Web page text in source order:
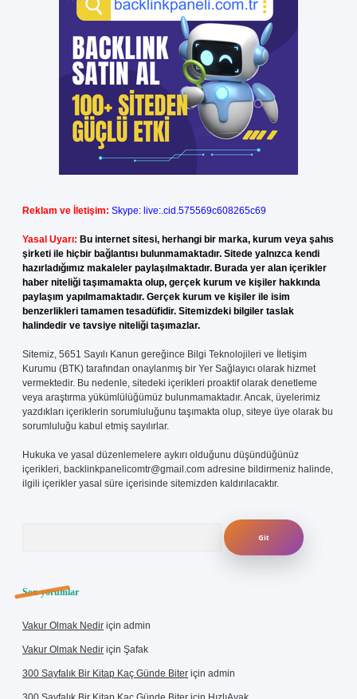
Reklam ve İletişim: Skype: live:.cid.575569c608265c69
Yasal Uyarı: Bu internet sitesi, herhangi bir marka, kurum veya şahıs
şirketi ile hiçbir bağlantısı bulunmamaktadır. Sitede yalnızca kendi
hazırladığımız makaleler paylaşılmaktadır. Burada yer alan içerikler
haber niteliği taşımamakta olup, gerçek kurum ve kişiler hakkında
paylaşım yapılmamaktadır. Gerçek kurum ve kişiler ile isim
benzerlikleri tamamen tesadüfidir. Sitemizdeki bilgiler taslak
halindedir ve tavsiye niteliği taşımazlar.
Sitemiz, 5651 Sayılı Kanun gereğince Bilgi Teknolojileri ve İletişim
Kurumu (BTK) tarafından onaylanmış bir Yer Sağlayıcı olarak hizmet
vermektedir. Bu nedenle, sitedeki içerikleri proaktif olarak denetleme
veya araştırma yükümlülüğümüz bulunmamaktadır. Ancak, üyelerimiz
yazdıkları içeriklerin sorumluluğunu taşımakta olup, siteye üye olarak bu
sorumluluğu kabul etmiş sayılırlar.
Hukuka ve yasal düzenlemelere aykırı olduğunu düşündüğünüz
içerikleri, backlinkpanelicomtr@gmail.com adresine bildirmeniz halinde,
ilgili içerikler yasal süre içerisinde sitemizden kaldırılacaktır.
Son yorumlar
Vakur Olmak Nedir için admin
Vakur Olmak Nedir için Şafak
300 Sayfalık Bir Kitap Kaç Günde Biter için admin